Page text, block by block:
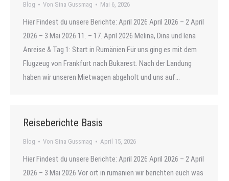
Blog Von Sina Gussmag Mai 6, 2026
Hier Findest du unsere Berichte: April 2026 April 2026 – 2 April
2026 – 3 Mai 2026 11. – 17. April 2026 Melina, Dina und lena
Anreise & Tag 1: Start in Rumänien Für uns ging es mit dem
Flugzeug von Frankfurt nach Bukarest. Nach der Landung
haben wir unseren Mietwagen abgeholt und uns auf…
Reiseberichte Basis
Blog Von Sina Gussmag April 15, 2026
Hier Findest du unsere Berichte: April 2026 April 2026 – 2 April
2026 – 3 Mai 2026 Vor ort in rumänien wir berichten euch was